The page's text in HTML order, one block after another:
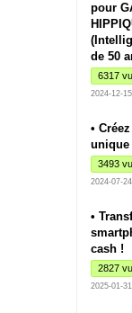
pour
de 50
6317
2024-12-
•
unique
3493
2024-07-
•
cash !
2827
2025-01-